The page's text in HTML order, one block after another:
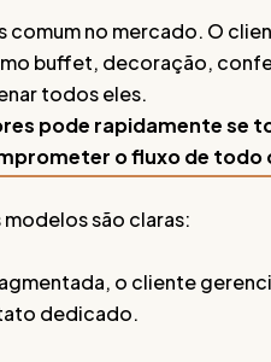
no mercado. O
buffet, decoração,
todos eles.
pode rapidamente se
o fluxo de todo
são claras:
o cliente
dedicado.